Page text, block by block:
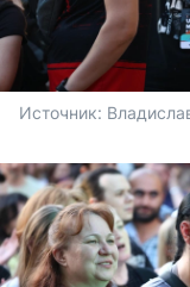
Источник: